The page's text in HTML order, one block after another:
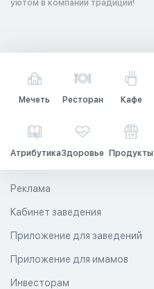
уютом в компании традиций!
Мечеть Ресторан Кафе
АтрибутикаЗдоровье Продукты
Реклама
Кабинет заведения
Приложение для заведений
Приложение для имамов
Инвесторам